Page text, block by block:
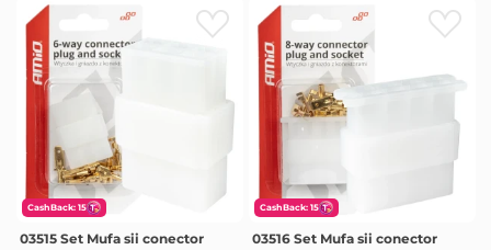
CashBack: 15
03515 Set Mufa sii conector
CashBack: 15
03516 Set Mufa sii conector